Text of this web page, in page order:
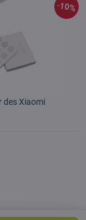
10%
des Xiaomi